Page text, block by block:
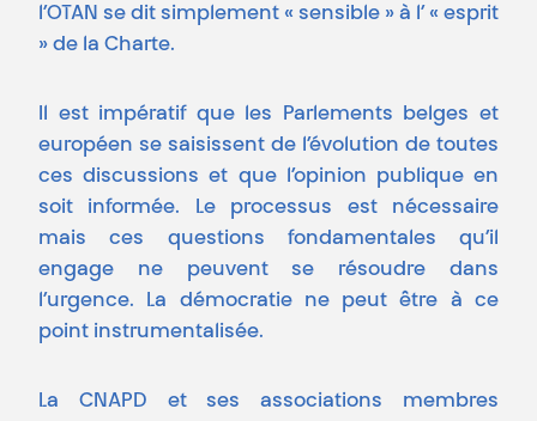
l’OTAN se dit simplement « sensible » à l’ « esprit
» de la Charte.
Il est impératif que les Parlements belges et
européen se saisissent de l’évolution de toutes
ces discussions et que l’opinion publique en
soit informée. Le processus est nécessaire
mais ces questions fondamentales qu’il
engage ne peuvent se résoudre dans
l’urgence. La démocratie ne peut être à ce
point instrumentalisée.
La CNAPD et ses associations membres